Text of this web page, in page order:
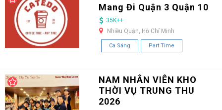
Mang Đi Quận 3 Quận 10
35K++
Nhiều Quận, Hồ Chí Minh
Ca Sáng Part Time
NAM NHÂN VIÊN KHO
THỜI VỤ TRUNG THU
2026